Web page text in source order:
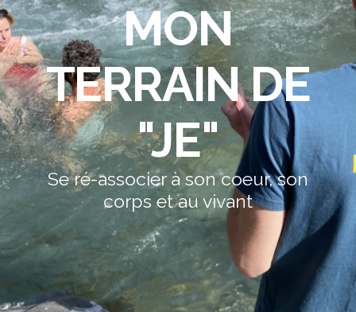
MON
TERRAIN DE
"JE"
Se ré-associer à son coeur, son
corps et au vivant